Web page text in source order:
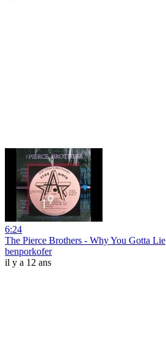
6:24
The Pierce Brothers - Why You Gotta Lie
benporkofer
il y a 12 ans